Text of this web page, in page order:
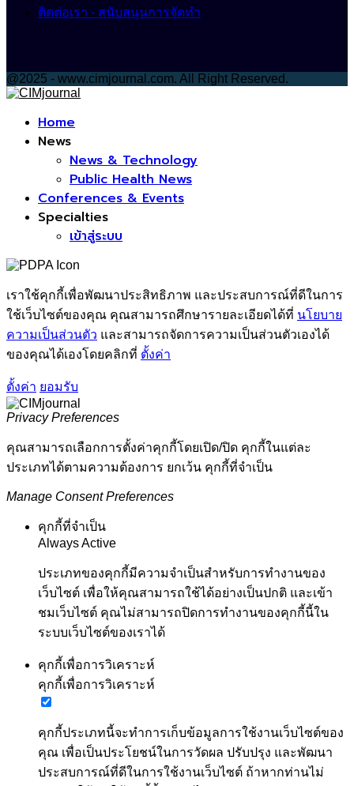
ติดต่อเรา - สนับสนุนการจัดทำ
@2025 - www.cimjournal.com. All Right Reserved.
Home
News
News & Technology
Public Health News
Conferences & Events
Specialties
เข้าสู่ระบบ
เราใช้คุกกี้เพื่อพัฒนาประสิทธิภาพ และประสบการณ์ที่ดีในการ
ใช้เว็บไซต์ของคุณ คุณสามารถศึกษารายละเอียดได้ที่ นโยบาย
ความเป็นส่วนตัว และสามารถจัดการความเป็นส่วนตัวเองได้
ของคุณได้เองโดยคลิกที่ ตั้งค่า
ตั้งค่า ยอมรับ
Privacy Preferences
คุณสามารถเลือกการตั้งค่าคุกกี้โดยเปิด/ปิด คุกกี้ในแต่ละ
ประเภทได้ตามความต้องการ ยกเว้น คุกกี้ที่จำเป็น
Manage Consent Preferences
คุกกี้ที่จำเป็น
Always Active
ประเภทของคุกกี้มีความจำเป็นสำหรับการทำงานของ
เว็บไซต์ เพื่อให้คุณสามารถใช้ได้อย่างเป็นปกติ และเข้า
ชมเว็บไซต์ คุณไม่สามารถปิดการทำงานของคุกกี้นี้ใน
ระบบเว็บไซต์ของเราได้
คุกกี้เพื่อการวิเคราะห์
คุกกี้เพื่อการวิเคราะห์
คุกกี้ประเภทนี้จะทำการเก็บข้อมูลการใช้งานเว็บไซต์ของ
คุณ เพื่อเป็นประโยชน์ในการวัดผล ปรับปรุง และพัฒนา
ประสบการณ์ที่ดีในการใช้งานเว็บไซต์ ถ้าหากท่านไม่